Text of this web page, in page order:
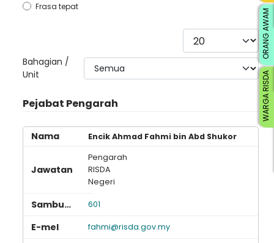
Frasa tepat
Papar #
Bahagian /
Unit
Pejabat Pengarah
Encik Ahmad Fahmi bin Abd Shukor
Pengarah
RISDA
Negeri
601
fahmi@risda.gov.my
WARGA RISDA
ORANG AWAM